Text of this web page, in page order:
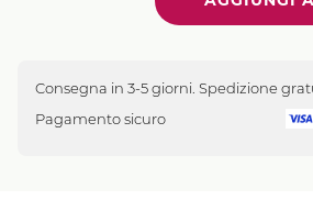
Consegna in 3-5 giorni. Spedizione
Pagamento sicuro